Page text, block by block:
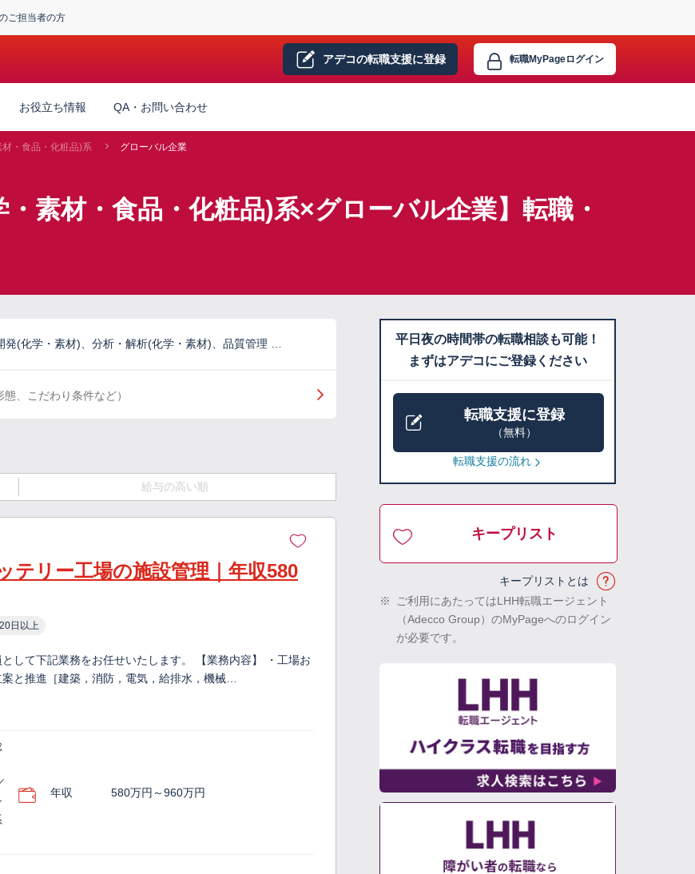
ご担当者の方
アデコの転職支援に登録 転職MyPageログイン
お役立ち情報 QA・お問い合わせ
・食品・化粧品)系 グローバル企業
・素材・食品・化粧品)系×グローバル企業】転職・
(化学・素材)、分析・解析(化学・素材)、品質管理 …
、こだわり条件など）
給与の高い順
テリー工場の施設管理｜年収580
日以上
して下記業務をお任せいたします。 【業務内容】 ・工場お
と推進［建築，消防，電気，給排水，機械…
年収 580万円～960万円
平日夜の時間帯の転職相談も可能！
まずはアデコにご登録ください
転職支援に登録
（無料）
転職支援の流れ
キープリスト
キープリストとは
※
ご利用にあたってはLHH転職エージェント
（Adecco Group）のMyPageへのログイン
が必要です。